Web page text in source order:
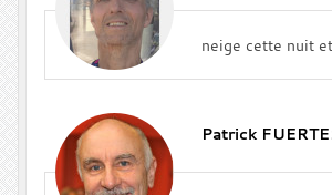
neige cette nuit
Patrick